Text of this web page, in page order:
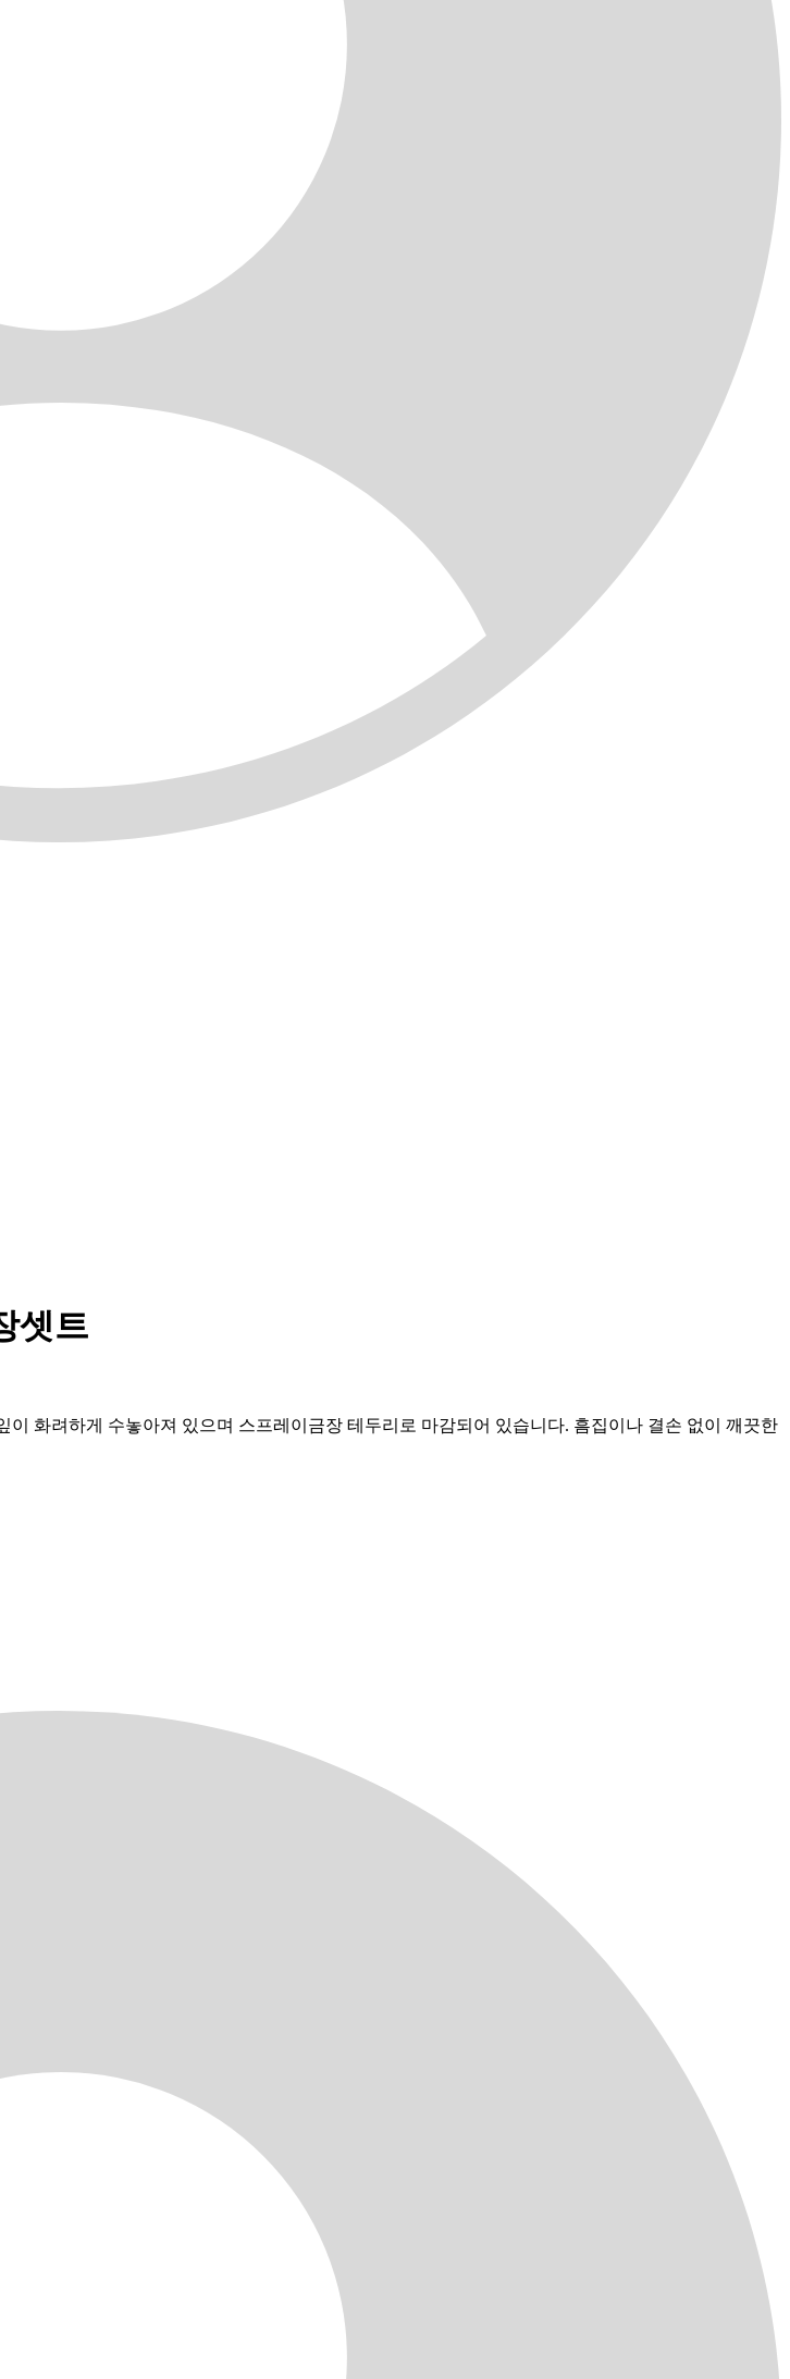
셋트
화려하게 수놓아져 있으며 스프레이금장 테두리로 마감되어 있습니다. 흠집이나 결손 없이 깨끗한